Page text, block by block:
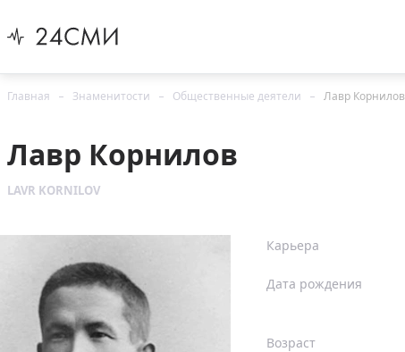
Главная Знаменитости Общественные деятели Лавр Корнилов
Лавр Корнилов
LAVR KORNILOV
Карьера
Дата рождения
Возраст